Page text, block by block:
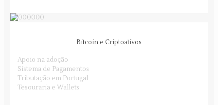
Bitcoin e Criptoativos
Apoio na adoção
Sistema de Pagamentos
Tributação em Portugal
Tesouraria e Wallets